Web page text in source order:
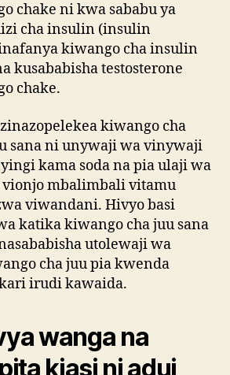
chake ni kwa sababu ya
cha insulin (insulin
kiwango cha insulin
kusababisha testosterone
chake.
kiwango cha
sana ni unywaji wa vinywaji
kama soda na pia ulaji wa
mbalimbali vitamu
viwandani. Hivyo basi
katika kiwango cha juu sana
utolewaji wa
cha juu pia kwenda
irudi kawaida.
wanga na
kiasi ni adui